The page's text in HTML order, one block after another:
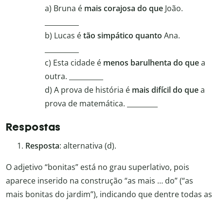
a) Bruna é mais corajosa do que João.
b) Lucas étão simpático quanto Ana.
c) Esta cidade é menos barulhenta do quea
outra. __________
d) A prova de história é mais difícil do quea
prova de matemática. _________
Respostas
Resposta: alternativa (d).
O adjetivo “bonitas” está no grau superlativo, pois
aparece inserido na construção “as mais … do” (“as
mais bonitas do jardim”), indicando que dentre todas as